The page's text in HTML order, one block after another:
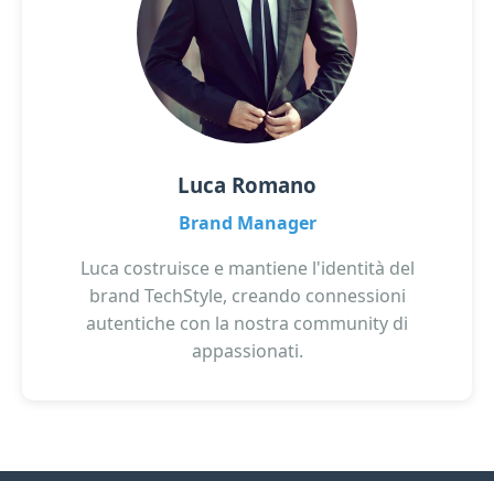
Luca Romano
Brand Manager
Luca costruisce e mantiene l'identità del
brand TechStyle, creando connessioni
autentiche con la nostra community di
appassionati.